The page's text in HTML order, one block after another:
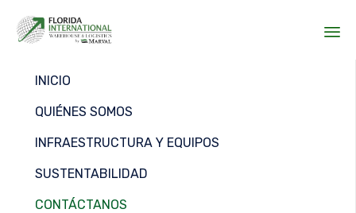
INICIO
QUIÉNES SOMOS
INFRAESTRUCTURA Y EQUIPOS
SUSTENTABILIDAD
CONTÁCTANOS